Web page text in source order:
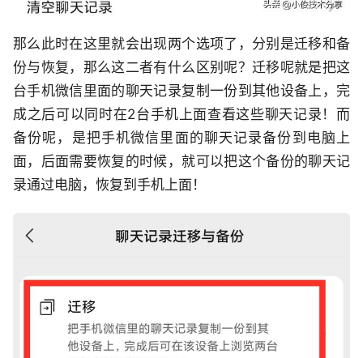
那么此时在这里就会出现两个选项了，分别是迁移和备
份与恢复，那么这二者有什么区别呢？迁移呢就是把这
台手机微信里面的聊天记录复制一份到其他设备上，完
成之后可以同时在2台手机上面查看这些聊天记录！而
备份呢，是把手机微信里面的聊天记录备份到电脑上
面，后面需要恢复的时候，就可以把这个备份的聊天记
录通过电脑，恢复到手机上面！